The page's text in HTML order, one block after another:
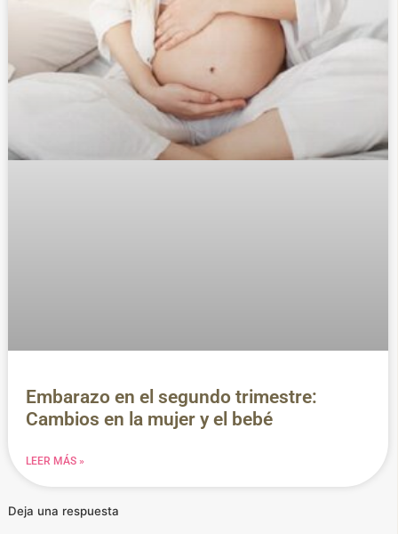
Embarazo en el segundo trimestre:
Cambios en la mujer y el bebé
LEER MÁS »
Deja una respuesta